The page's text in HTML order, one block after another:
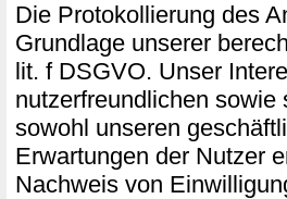
Die Protokollierung des
Grundlage unserer
lit. f DSGVO. Unser
nutzerfreundlichen
sowohl unseren
Erwartungen der Nutzer
Nachweis von